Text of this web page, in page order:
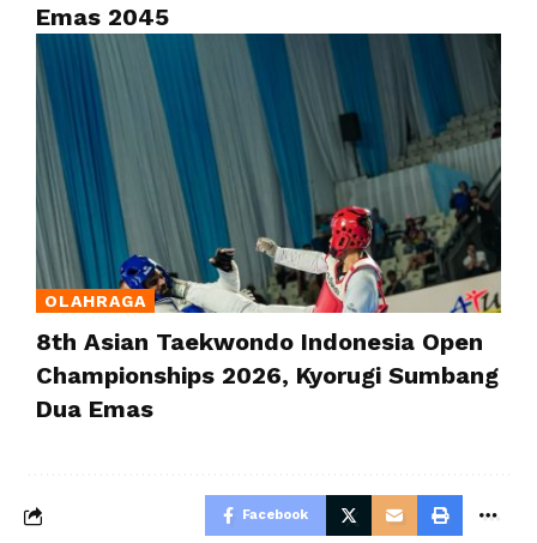
Emas 2045
OLAHRAGA
8th Asian Taekwondo Indonesia Open
Championships 2026, Kyorugi Sumbang
Dua Emas
Facebook